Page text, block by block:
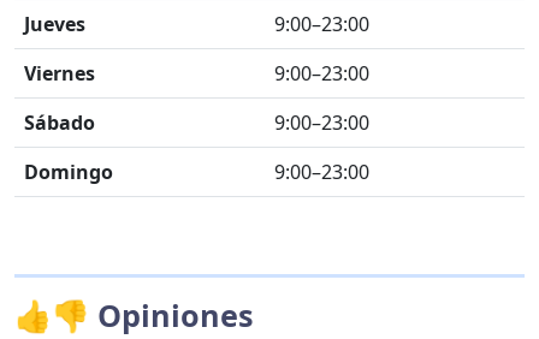
Jueves
9:00–23:00
Viernes
9:00–23:00
Sábado
9:00–23:00
Domingo
9:00–23:00
👍👎 Opiniones